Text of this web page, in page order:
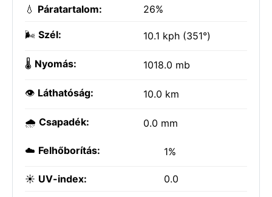
💧 Páratartalom: 26%
🌬️ Szél: 10.1 kph (351°)
🌡️ Nyomás: 1018.0 mb
👁️ Láthatóság: 10.0 km
🌧️ Csapadék: 0.0 mm
☁️ Felhőborítás: 1%
☀️ UV-index: 0.0